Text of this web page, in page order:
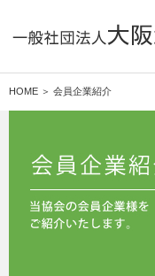
HOME ＞ 会員企業紹介